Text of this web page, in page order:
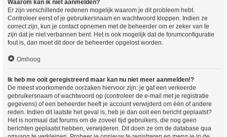
Waarom kan ik niet aanmelden?
Er zijn verschillende redenen mogelijk waarom je dit probleem hebt.
Controleer eerst of je gebruikersnaam en wachtwoord kloppen. Indien ze
correct zijn, kun je contact opnemen met de beheerder om er zeker van te
zijn dat je niet verbannen bent. Het is ook mogelijk dat de forumconfiguratie
fout is, dan moet dit door de beheerder opgelost worden.
Omhoog
Ik heb me ooit geregistreerd maar kan nu niet meer aanmelden!?
De meest voorkomende oorzaken hiervoor zijn: je gaf een verkeerde
gebruikersnaam of wachtwoord op (controleer de e-mail met je registratie
gegevens) of een beheerder heeft je account verwijderd om één of andere
reden. Indien dit laatste het geval is, heb je dan ooit een bericht geplaatst?
Het is normaal dat forums om de zoveel tijd gebruikers, die nog geen
berichten geplaatst hebben, verwijderen. Dit doen ze om de database qua